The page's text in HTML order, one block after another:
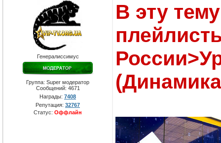
Генералиссимус
Группа: Super модератор
Сообщений: 4671
Награды: 7408
Репутация: 32767
Статус: Оффлайн
В эту